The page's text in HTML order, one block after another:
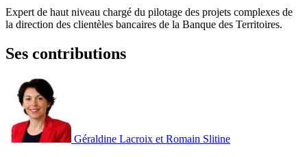
Expert de haut niveau chargé du pilotage des projets complexes de
la direction des clientèles bancaires de la Banque des Territoires.
Ses contributions
Géraldine Lacroix et Romain Slitine